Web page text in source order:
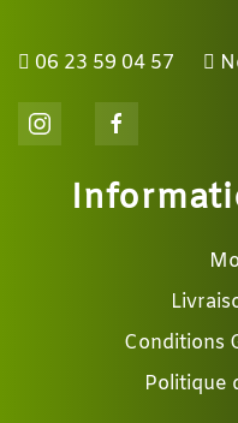
06 23 59 04 57
Conditions
Politique